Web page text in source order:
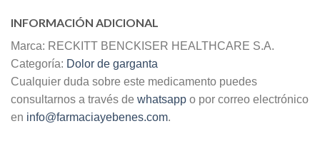
INFORMACIÓN ADICIONAL
Marca: RECKITT BENCKISER HEALTHCARE S.A.
Categoría: Dolor de garganta
Cualquier duda sobre este medicamento puedes
consultarnos a través de whatsapp o por correo electrónico
en info@farmaciayebenes.com.